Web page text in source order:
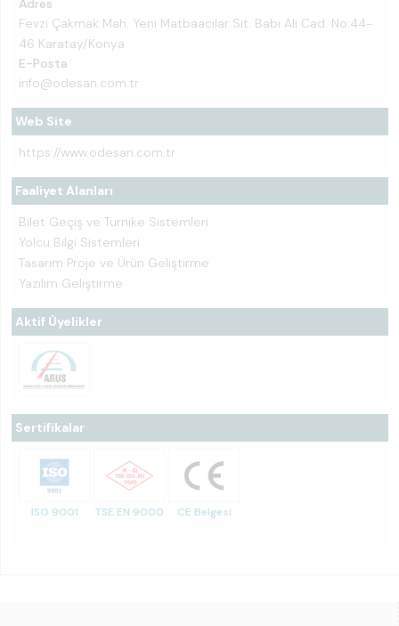
Adres
Fevzi Çakmak Mah. Yeni Matbaacılar Sit. Babı Ali Cad. No:44-
46 Karatay/Konya
E-Posta
info@odesan.com.tr
Web Site
https://www.odesan.com.tr
Faaliyet Alanları
Bilet Geçiş ve Turnike Sistemleri
Yolcu Bilgi Sistemleri
Tasarım Proje ve Ürün Geliştirme
Yazılım Geliştirme
Aktif Üyelikler
Sertifikalar
ISO 9001 TSE EN 9000 CE Belgesi